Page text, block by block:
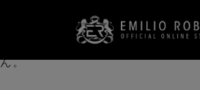
ご指定のページは見つかりません
削除されたかＵＲＬが変更された
ん。